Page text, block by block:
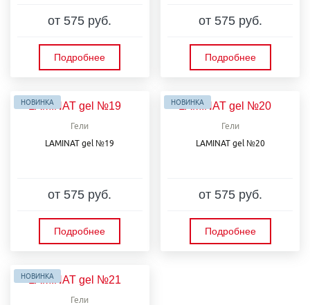
от 575 руб.
Подробнее
от 575 руб.
Подробнее
НОВИНКА
Гели
LAMINAT gel №19
от 575 руб.
Подробнее
НОВИНКА
Гели
LAMINAT gel №20
от 575 руб.
Подробнее
НОВИНКА
Гели